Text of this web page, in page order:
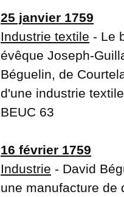
25 janvier 1759
Industrie textile - Le
évêque Joseph-
Béguelin, de
d'une industrie textile
BEUC 63
16 février 1759
Industrie - David
une manufacture de